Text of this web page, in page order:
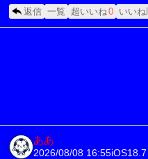
返信 一覧 超いいね0 いいね
ああ
2026/08/08 16:55iOS18.7